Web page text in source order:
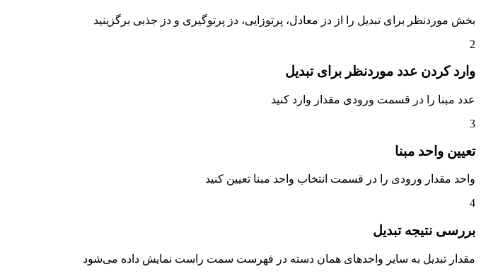
بخش موردنظر برای تبدیل را از دز معادل، پرتوزایی، دز پرتوگیری و دز جذبی برگزینید
2
وارد کردن عدد موردنظر برای تبدیل
عدد مبنا را در قسمت ورودی مقدار وارد کنید
3
تعیین واحد مبنا
واحد مقدار ورودی را در قسمت انتخاب واحد مبنا تعیین کنید
4
بررسی نتیجه تبدیل
مقدار تبدیل به سایر واحدهای همان دسته در فهرست سمت راست نمایش داده می‌شود